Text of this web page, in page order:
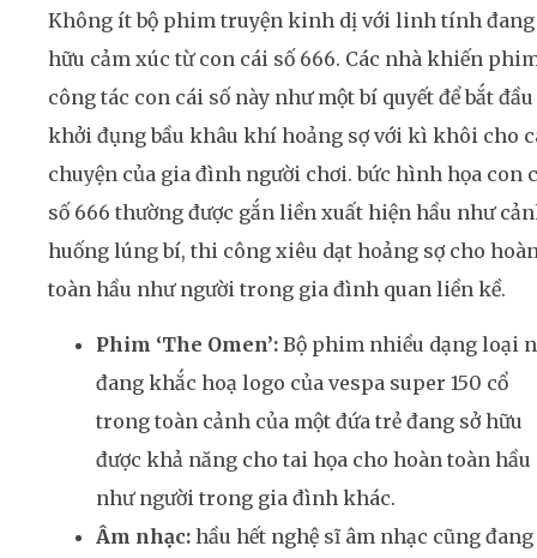
Không ít bộ phim truyện kinh dị với linh tính đang
hữu cảm xúc từ con cái số 666. Các nhà khiến
công tác con cái số này như một bí quyết để bắt đầu
khởi đụng bầu khâu khí hoảng sợ với kì khôi cho
chuyện của gia đình người chơi. bức hình họa con
số 666 thường được gắn liền xuất hiện hầu như
huống lúng bí, thi công xiêu dạt hoảng sợ cho
toàn hầu như người trong gia đình quan liền kề.
Phim ‘The Omen’: Bộ phim nhiều dạng loại
đang khắc hoạ logo của vespa super 150 cổ
trong toàn cảnh của một đứa trẻ đang sở hữu
được khả năng cho tai họa cho hoàn toàn hầu
như người trong gia đình khác.
Âm nhạc: hầu hết nghệ sĩ âm nhạc cũng đang